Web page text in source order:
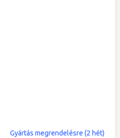
Gyártás megrendelésre (2 hét)